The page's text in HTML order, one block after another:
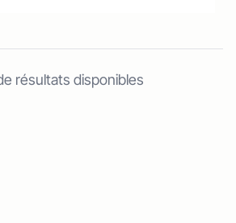
résultats disponibles